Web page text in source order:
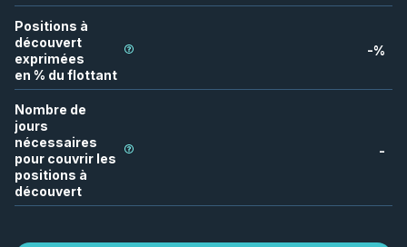
Positions à
découvert
exprimées
en % du flottant
-%
Nombre de
jours
nécessaires
pour couvrir les
positions à
découvert
-